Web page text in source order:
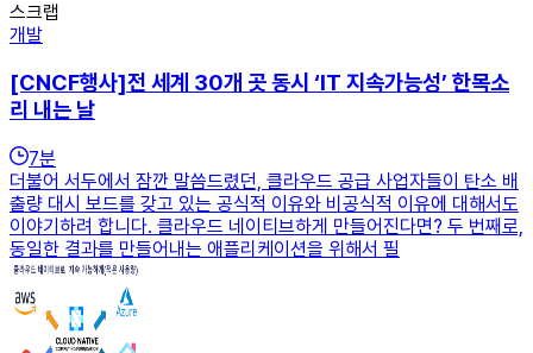
스크랩
개발
[CNCF행사]전 세계 30개 곳 동시 ‘IT 지속가능성’ 한목소
리 내는 날
7분
더불어 서두에서 잠깐 말씀드렸던, 클라우드 공급 사업자들이 탄소 배
출량 대시 보드를 갖고 있는 공식적 이유와 비공식적 이유에 대해서도
이야기하려 합니다. 클라우드 네이티브하게 만들어진다면? 두 번째로,
동일한 결과를 만들어내는 애플리케이션을 위해서 필